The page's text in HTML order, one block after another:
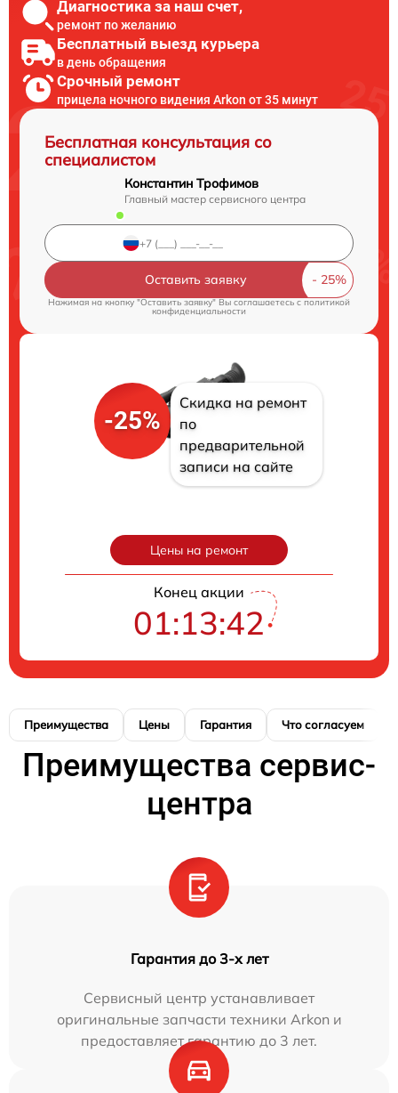
Диагностика за наш счет,
ремонт по желанию
Бесплатный выезд курьера
в день обращения
Срочный ремонт
прицела ночного видения Arkon от 35 минут
Бесплатная консультация со
специалистом
Константин Трофимов
Главный мастер сервисного центра
Оставить заявку
Нажимая на кнопку "Оставить заявку" Вы соглашаетесь c политикой
конфиденциальности
-25%
Скидка на ремонт
по
предварительной
записи на сайте
Цены на ремонт
Конец акции
01:13:41
Преимущества Цены Гарантия Что согласуем
Преимущества сервис-
центра
Гарантия до 3-х лет
Сервисный центр устанавливает
оригинальные запчасти техники Arkon и
предоставляет гарантию до 3 лет.